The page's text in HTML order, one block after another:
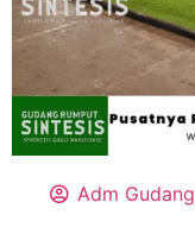
Adm Gudang